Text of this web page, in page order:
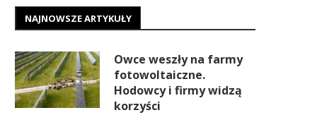
NAJNOWSZE ARTYKUŁY
Owce weszły na farmy
fotowoltaiczne.
Hodowcy i firmy widzą
korzyści